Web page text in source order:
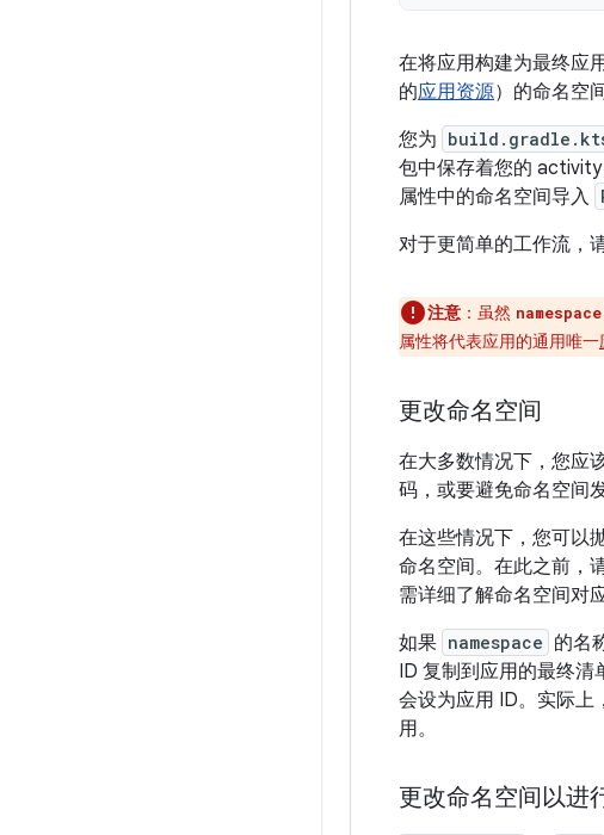
在将应用构建为最终应
的应用资源）的命名空
您为
包中保存着您的
属性中的命名空间导入
对于更简单的工作流，
注意 ：虽然 namespace
属性将代表应用的通用唯一
更改命名空间
在大多数情况下，您应
码，或要避免命名空间
在这些情况下，您可以
命名空间。在此之前，
需详细了解命名空间对
如果 namespace 的名
ID 复制到应用的最终清
会设为应用 ID。实际上
用。
更改命名空间以进